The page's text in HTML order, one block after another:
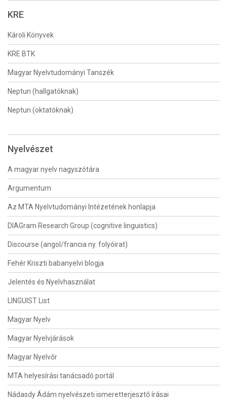
KRE
Károli Könyvek
KRE BTK
Magyar Nyelvtudományi Tanszék
Neptun (hallgatóknak)
Neptun (oktatóknak)
Nyelvészet
A magyar nyelv nagyszótára
Argumentum
Az MTA Nyelvtudományi Intézetének honlapja
DIAGram Research Group (cognitive linguistics)
Discourse (angol/francia ny. folyóirat)
Fehér Kriszti babanyelvi blogja
Jelentés és Nyelvhasználat
LINGUIST List
Magyar Nyelv
Magyar Nyelvjárások
Magyar Nyelvőr
MTA helyesírási tanácsadó portál
Nádasdy Ádám nyelvészeti ismeretterjesztő írásai